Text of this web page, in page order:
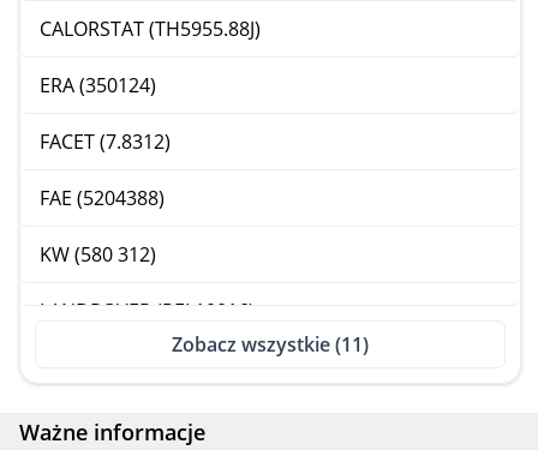
CALORSTAT (TH5955.88J)
ERA (350124)
FACET (7.8312)
FAE (5204388)
KW (580 312)
LANDROVER (PEL10016)
MOTORAD (201-88)
Zobacz wszystkie (11)
Ważne informacje